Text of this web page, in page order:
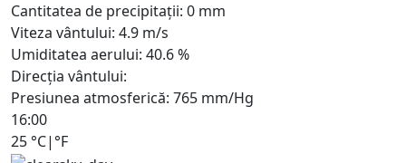
Cantitatea de precipitații: 0 mm
Viteza vântului: 4.9 m/s
Umiditatea aerului: 40.6%
Direcția vântului:
Presiunea atmosferică: 765 mm/Hg
16:00
25 °C| °F